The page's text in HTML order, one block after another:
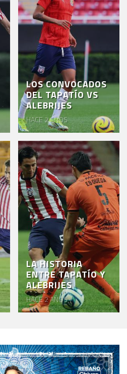
LOS CONVOCADOS
DEL TAPATÍO VS
ALEBRIJES
HACE 2 AÑOS
LA HISTORIA
ENTRE TAPATÍO Y
ALEBRIJES
HACE 2 AÑOS